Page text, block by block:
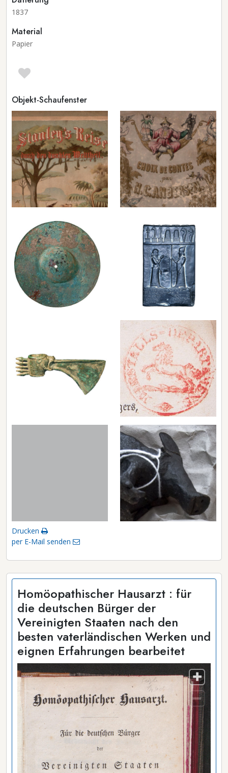
1837
Material
Papier
Objekt-Schaufenster
Drucken
per E-Mail senden
Homöopathischer Hausarzt : für
die deutschen Bürger der
Vereinigten Staaten nach den
besten vaterländischen Werken und
eignen Erfahrungen bearbeitet